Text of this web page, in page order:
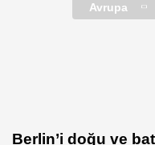
Avrupa
Berlin’i doğu ve